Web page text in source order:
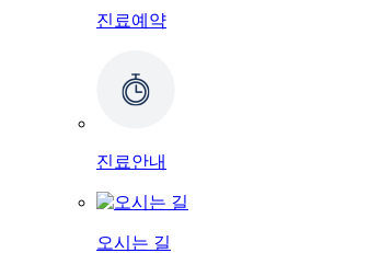
진료예약
진료안내
오시는 길